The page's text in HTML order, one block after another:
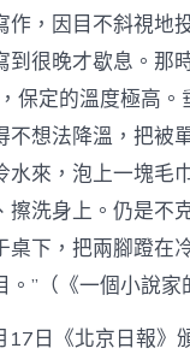
作，因目不斜視地
到很晚才歇息。那
保定的溫度極高
不想法降溫，把被
水來，泡上一塊毛
擦洗身上。仍是不
桌下，把兩腳蹬在
”（《一個小說家
17日《北京日報》